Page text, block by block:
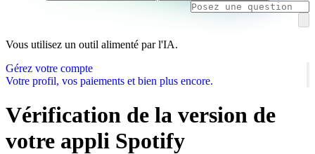
Vous utilisez un outil alimenté par l'IA.
Gérez votre compte
Votre profil, vos paiements et bien plus encore.
Vérification de la version de
votre appli Spotify